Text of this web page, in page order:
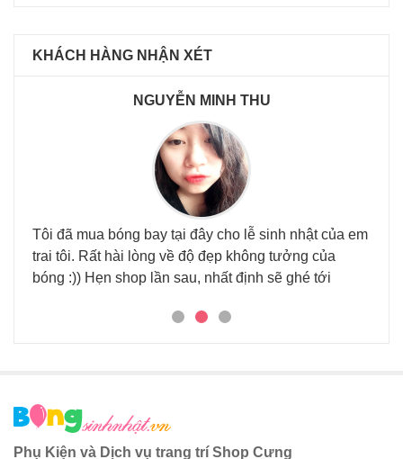
KHÁCH HÀNG NHẬN XÉT
NGUYỄN MINH THU
Tôi đã mua bóng bay tại đây cho lễ sinh nhật của em
trai tôi. Rất hài lòng về độ đẹp không tưởng của
bóng :)) Hẹn shop lần sau, nhất định sẽ ghé tới
Phụ Kiện và Dịch vụ trang trí Shop Cưng